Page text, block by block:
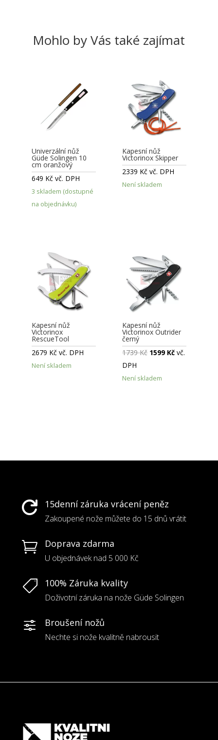
Mohlo by Vás také zajímat
Univerzální nůž
Güde Solingen 10
cm oranžový
649 Kč vč. DPH
3 skladem (dostupné
na objednávku)
Kapesní nůž
Victorinox Skipper
2339 Kč vč. DPH
Není skladem
Kapesní nůž
Victorinox
RescueTool
2679 Kč vč. DPH
Není skladem
Kapesní nůž
Victorinox Outrider
černý
1739Kč 1599 Kč vč.
DPH
Není skladem
 15denní záruka vrácení peněz
Zakoupené nože můžete do 15 dnů vrátit
 Doprava zdarma
U objednávek nad 5 000 Kč
 100% Záruka kvality
Doživotní záruka na nože Güde Solingen
f Broušení nožů
Nechte si nože kvalitně nabrousit